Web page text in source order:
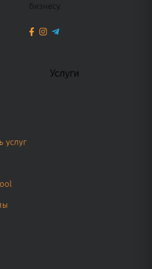
бизнесу.
услуг
Услуги